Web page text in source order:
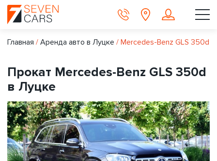
Главная / Аренда авто в Луцке / Mercedes-Benz GLS 350d
Прокат Mercedes-Benz GLS 350d
в Луцке